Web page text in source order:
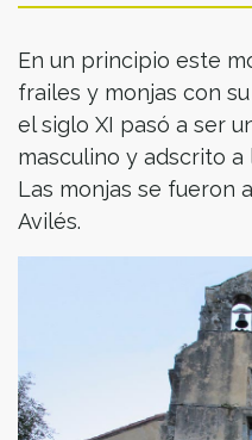
En un principio este
frailes y monjas con
el siglo XI pasó a ser
masculino y adscrito
Las monjas se fueron
Avilés.